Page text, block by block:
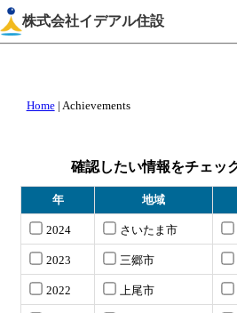
株式会社イデアル住設
Home Achievements
確認したい情報をチェッ
年 地域
2024 さいたま市
2023 三郷市
2022 上尾市